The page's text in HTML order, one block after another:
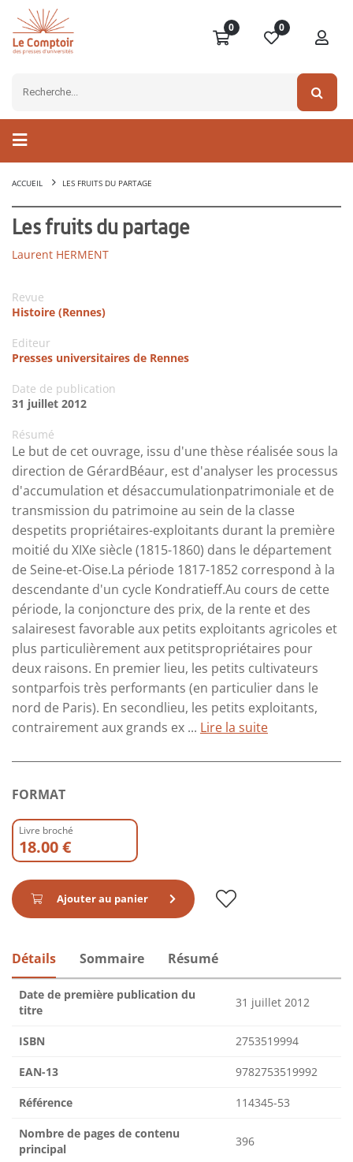
0 0
ACCUEIL LES FRUITS DU PARTAGE
Les fruits du partage
Laurent HERMENT
Revue
Histoire (Rennes)
Editeur
Presses universitaires de Rennes
Date de publication
31 juillet 2012
Résumé
Le but de cet ouvrage, issu d'une thèse réalisée sous la
direction de GérardBéaur, est d'analyser les processus
d'accumulation et désaccumulationpatrimoniale et de
transmission du patrimoine au sein de la classe
despetits propriétaires-exploitants durant la première
moitié du XIXe siècle (1815-1860) dans le département
de Seine-et-Oise.La période 1817-1852 correspond à la
descendante d'un cycle Kondratieff.Au cours de cette
période, la conjoncture des prix, de la rente et des
salairesest favorable aux petits exploitants agricoles et
plus particulièrement aux petitspropriétaires pour
deux raisons. En premier lieu, les petits cultivateurs
sontparfois très performants (en particulier dans le
nord de Paris). En secondlieu, les petits exploitants,
contrairement aux grands ex ... Lire la suite
FORMAT
Livre broché
18.00 €
Ajouter au panier
Détails Sommaire Résumé
Date de première publication du
titre
31 juillet 2012
ISBN 2753519994
EAN-13 9782753519992
Référence 114345-53
Nombre de pages de contenu
principal
396